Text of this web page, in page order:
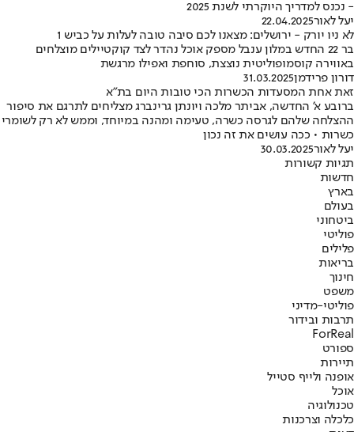
- נכנס למדריך היוקרתי לשנת 2025
יעל לאור22.04.2025
לא ניו יורק - ירושלים: מצאנו לכם סיבה טובה לעלות על כביש 1
בר 22 החדש במלון ענבל מספק אוכל נהדר לצד קוקטיילים מוצלחים
באווירה קוסמופוליטית נוצצת, סוחפת ואפילו מרגשת
דורון פרידמן31.03.2025
זאת אחת המסעדות הכשרות הכי טובות היום בת"א
ברובע א' החדשה, אביתר מלכה ויונתן גרינברג מצליחים לתרגם את סיפור
ההצלחה שלהם לגרסה כשרה, טעימה ומהנה במיוחד, וממש לא רק לשומרי
כשרות • ככה עושים את זה נכון
יעל לאור30.03.2025
תגיות קשורות
חדשות
בארץ
בעולם
ביטחוני
פוליטי
פלילים
בריאות
חינוך
משפט
פוליטי-מדיני
תרבות ובידור
ForReal
ספורט
תיירות
אופנה ולייף סטייל
אוכל
טכנולוגיה
כלכלה וצרכנות